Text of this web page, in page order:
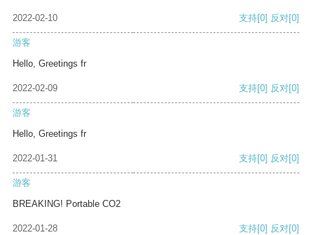
2022-02-10 支持[0] 反对[0]
游客
Hello, Greetings fr
2022-02-09 支持[0] 反对[0]
游客
Hello, Greetings fr
2022-01-31 支持[0] 反对[0]
游客
BREAKING! Portable CO2
2022-01-28 支持[0] 反对[0]